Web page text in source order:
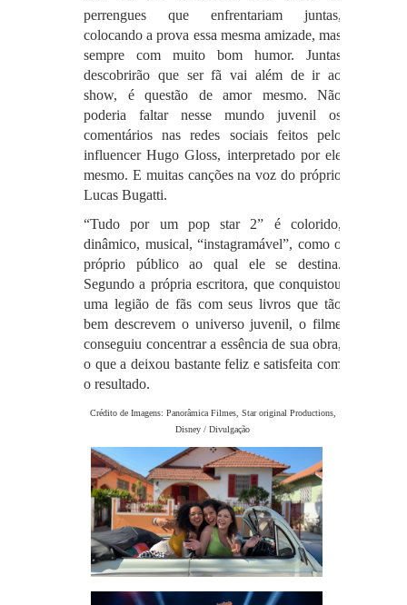
perrengues que enfrentariam juntas,
colocando a prova essa mesma amizade, mas
sempre com muito bom humor. Juntas
descobrirão que ser fã vai além de ir ao
show, é questão de amor mesmo. Não
poderia faltar nesse mundo juvenil os
comentários nas redes sociais feitos pelo
influencer Hugo Gloss, interpretado por ele
mesmo. E muitas canções na voz do próprio
Lucas Bugatti.
“Tudo por um pop star 2” é colorido,
dinâmico, musical, “instagramável”, como o
próprio público ao qual ele se destina.
Segundo a própria escritora, que conquistou
uma legião de fãs com seus livros que tão
bem descrevem o universo juvenil, o filme
conseguiu concentrar a essência de sua obra,
o que a deixou bastante feliz e satisfeita com
o resultado.
Crédito de Imagens: Panorâmica Filmes, Star original Productions,
Disney / Divulgação